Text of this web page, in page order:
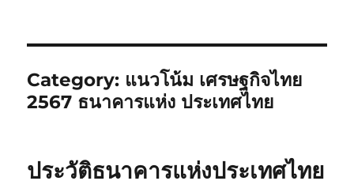
Category: แนวโน้ม เศรษฐกิจไทย
2567 ธนาคารแห่ง ประเทศไทย
ประวัติธนาคารแห่งประเทศไทย